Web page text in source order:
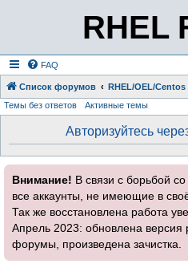
RHEL
FAQ
Список форумов RHEL/OEL/Centos
Темы без ответов Активные темы
Авторизуйтесь
Внимание! В связи с борьбой
все аккаунты, не имеющие в
Так же восстановлена работа
Апрель 2023: обновлена
форумы, произведена зачистка.